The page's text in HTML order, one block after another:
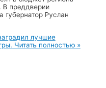
В преддверии
губернатор Руслан
лучшие
Читать полностью »